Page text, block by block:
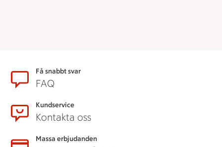
SidfotFå snabbt svar
FAQ
Kundservice
Kontakta oss
Massa erbjudanden